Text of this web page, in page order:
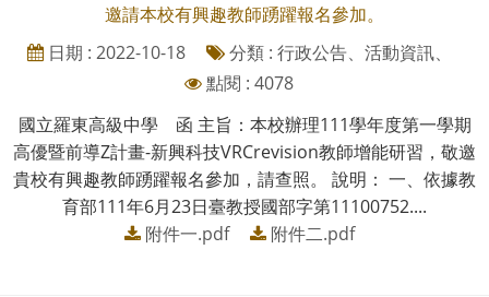
邀請本校有興趣教師踴躍報名參加。
日期 : 2022-10-18
分類 : 行政公告、活動資訊、
點閱 : 4078
國立羅東高級中學 函 主旨：本校辦理111學年度第一學期
高優暨前導Z計畫-新興科技VRCrevision教師增能研習，敬邀
貴校有興趣教師踴躍報名參加，請查照。 說明： 一、依據教
育部111年6月23日臺教授國部字第11100752....
附件一.pdf
附件二.pdf